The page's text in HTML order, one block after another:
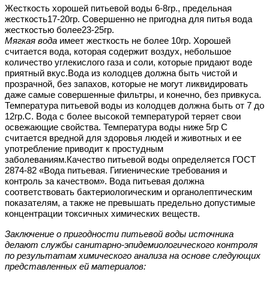
Жесткость хорошей питьевой воды 6-8гр., предельная
жесткость17-20гр. Совершенно не пригодна для питья вода
жесткостью более23-25гр.
Мягкая вода имеет жесткость не более 10гр. Хорошей
считается вода, которая содержит воздух, небольшое
количество углекислого газа и соли, которые придают воде
приятный вкус.Вода из колодцев должна быть чистой и
прозрачной, без запахов, которые не могут ликвидировать
даже самые совершенные фильтры, и конечно, без привкуса.
Температура питьевой воды из колодцев должна быть от 7 до
12гр.С. Вода с более высокой температурой теряет свои
освежающие свойства. Температура воды ниже 5гр С
считается вредной для здоровья людей и животных и ее
употребление приводит к простудным
заболеваниям.Качество питьевой воды определяется ГОСТ
2874-82 «Вода питьевая. Гигиенические требования и
контроль за качеством». Вода питьевая должна
соответствовать бактериологическим и органолептическим
показателям, а также не превышать предельно допустимые
концентрации токсичных химических веществ.
Заключение о пригодности питьевой воды источника
делают службы санитарно-эпидемиологического контроля
по результатам химического анализа на основе следующих
представленных ей материалов: